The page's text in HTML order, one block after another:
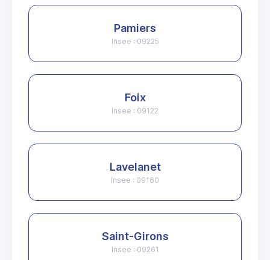
Pamiers
Insee : 09225
Foix
Insee : 09122
Lavelanet
Insee : 09160
Saint-Girons
Insee : 09261